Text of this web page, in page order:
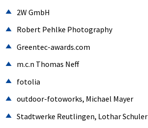
2W GmbH
Robert Pehlke Photography
Greentec-awards.com
m.c.n Thomas Neff
fotolia
outdoor-fotoworks, Michael Mayer
Stadtwerke Reutlingen, Lothar Schuler